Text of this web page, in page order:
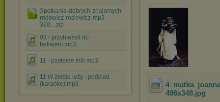
Spotkania-dobrych-znajomych-
rodowicz-rosiewicz-mp3-
320....zip
03 - przybieżeli do
betlejem.mp3
11 - pasterze mili.mp3
11 W żłobie leży - podklad
(karaoke).mp3
496x348.jpg